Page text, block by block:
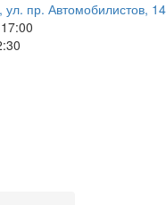
ул. пр. Автомобилистов, 14